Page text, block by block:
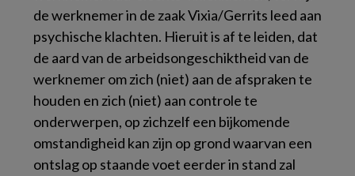
de werknemer in de zaak Vixia/Gerrits leed aan
psychische klachten. Hieruit is af te leiden, dat
de aard van de arbeidsongeschiktheid van de
werknemer om zich (niet) aan de afspraken te
houden en zich (niet) aan controle te
onderwerpen, op zichzelf een bijkomende
omstandigheid kan zijn op grond waarvan een
ontslag op staande voet eerder in stand zal